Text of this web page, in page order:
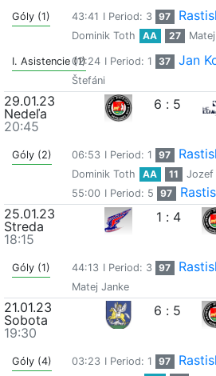
Góly (1) 43:41 I Period: 3 97
Dominik Toth
AA 27
I. Asistencie (1)02:24 I Period: 1 37 Jan
Štefáni
29.01.23
Nedeľa
20:45
6 : 5
Góly (2) 06:53 I Period: 1 97
Dominik Toth
AA 11
Jozef
55:00 I Period: 5 97
25.01.23
Streda
18:15
1 : 4
Góly (1) 44:13 I Period: 3 97
Matej Janke
21.01.23
Sobota
19:30
6 : 5
Góly (4) 03:23 I Period: 1 97